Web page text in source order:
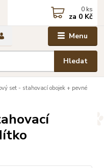
Menu
Hledat
0 ks
za 0 Kč
set - stahovací obojek + pevné